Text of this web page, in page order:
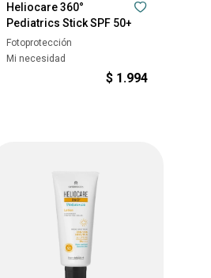
Heliocare 360°
Pediatrics Stick SPF 50+
Fotoprotección
Mi necesidad
$ 1.994